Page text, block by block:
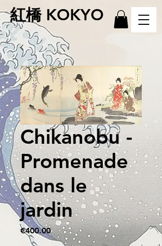
紅橋 KOKYO
Chikanobu -
Promenade
dans le
jardin
€400.00価
格